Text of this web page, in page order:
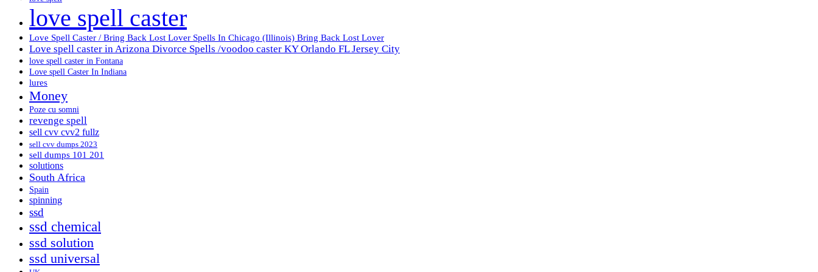
love spell caster
Love Spell Caster / Bring Back Lost Lover Spells In Chicago (Illinois) Bring Back Lost Lover
Love spell caster in Arizona Divorce Spells /voodoo caster KY Orlando FL Jersey City
love spell caster in Fontana
Love spell Caster In Indiana
lures
Money
Poze cu somni
revenge spell
sell cvv cvv2 fullz
sell cvv dumps 2023
sell dumps 101 201
solutions
South Africa
Spain
spinning
ssd
ssd chemical
ssd solution
ssd universal